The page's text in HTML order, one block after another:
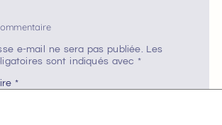
e-mail ne sera pas publiée. Les
sont indiqués avec *
*